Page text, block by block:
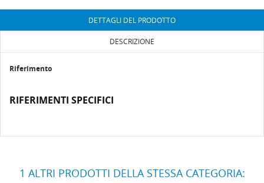
DETTAGLI DEL PRODOTTO
DESCRIZIONE
Riferimento
RIFERIMENTI SPECIFICI
1 ALTRI PRODOTTI DELLA STESSA CATEGORIA: